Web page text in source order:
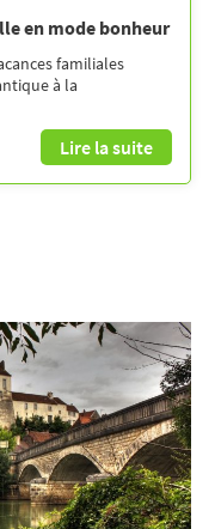
en mode bonheur
familiales
à la
Lire la suite